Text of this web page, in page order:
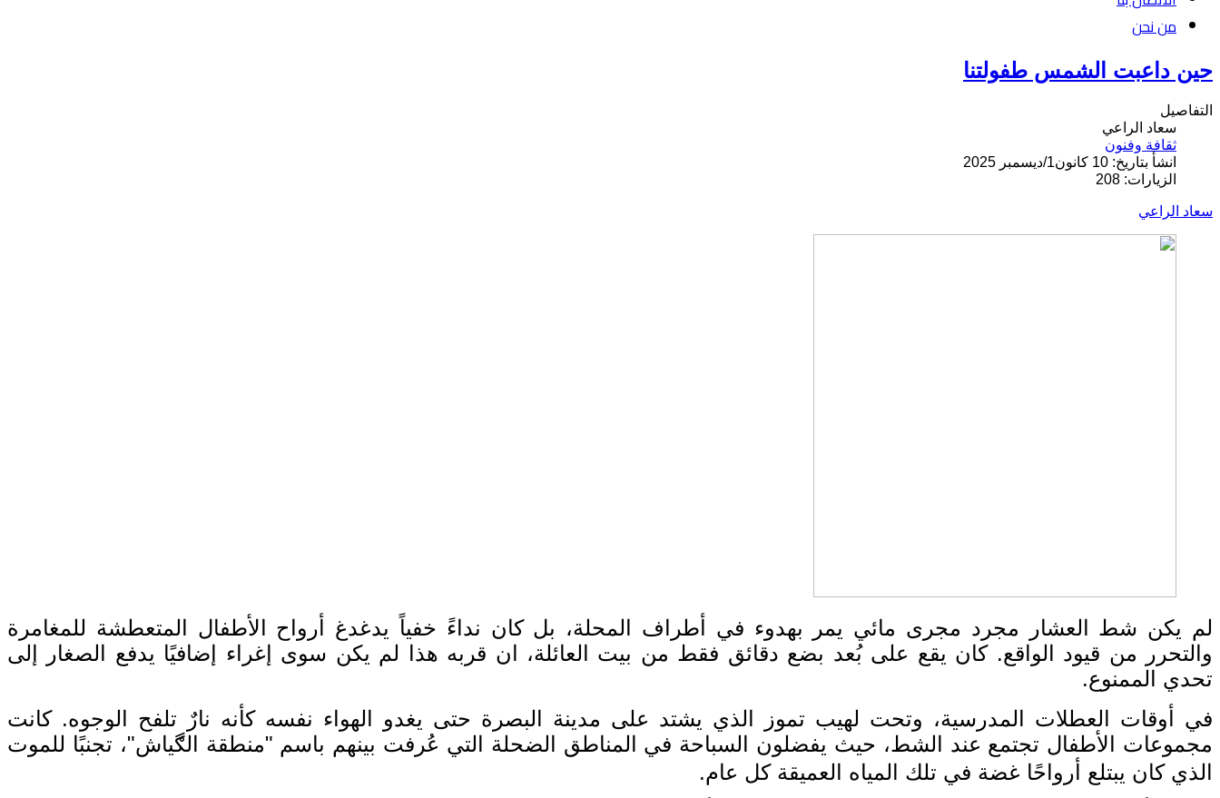
من نحن
حين داعبت الشمس طفولتنا
التفاصيل
سعاد الراعي
ثقافة وفنون
انشأ بتاريخ: 10 كانون1/ديسمبر 2025
الزيارات: 208
سعاد الراعي
لم يكن شط العشار مجرد مجرى مائي يمر بهدوء في أطراف المحلة، بل كان نداءً خفياً يدغدغ أرواح الأطفال المتعطشة للمغامرة
والتحرر من قيود الواقع.كان يقع على بُعد بضع دقائق فقط من بيت العائلة، ان قربه هذا لم يكن سوى إغراء إضافيًا يدفع الصغار إلى
تحدي الممنوع.
في أوقات العطلات المدرسية، وتحت لهيب تموز الذي يشتد على مدينة البصرة حتى يغدو الهواء نفسه كأنه نارٌ تلفح الوجوه.كانت
مجموعات الأطفال تجتمع عند الشط، حيث يفضلون السباحة في المناطق الضحلة التي عُرفت بينهم باسم "منطقة الڰياش"، تجنبًا للموت
الذي كان يبتلع أرواحًا غضة في تلك المياه العميقة كل عام.